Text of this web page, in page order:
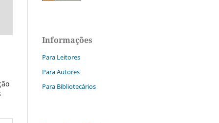
Informações
Para Leitores
Para Autores
Para Bibliotecários